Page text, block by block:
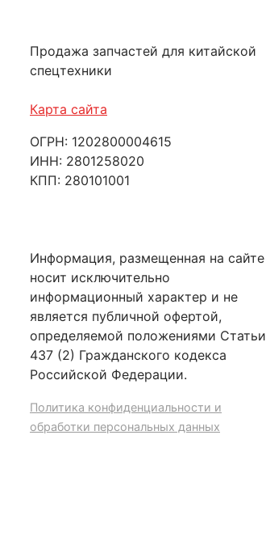
Продажа запчастей для китайской
спецтехники
Карта сайта
ОГРН: 1202800004615
ИНН: 2801258020
КПП: 280101001
Информация, размещенная на сайте
носит исключительно
информационный характер и не
является публичной офертой,
определяемой положениями Статьи
437 (2) Гражданского кодекса
Российской Федерации.
Политика конфиденциальности и
обработки персональных данных